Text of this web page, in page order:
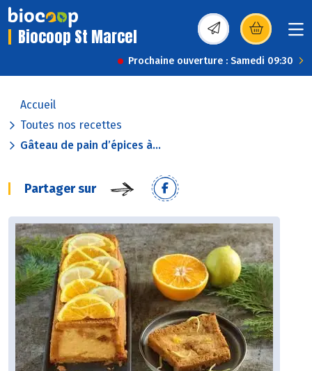
Biocoop St Marcel (s’ouvre dans une
Prochaine ouverture : Samedi 09:30
Accueil
Toutes nos recettes
Gâteau de pain d’épices à...
Partager sur